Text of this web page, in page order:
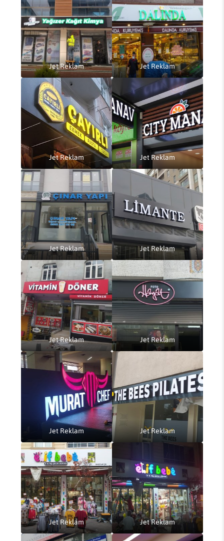
Jet Reklam Jet Reklam
Jet Reklam Jet Reklam
Jet Reklam Jet Reklam
Jet Reklam Jet Reklam
Jet Reklam Jet Reklam
Jet Reklam Jet Reklam